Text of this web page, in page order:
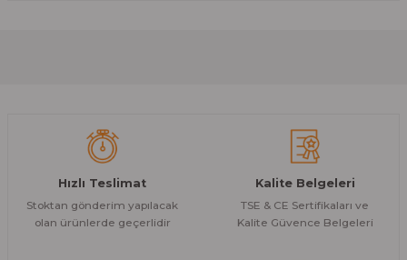
Ürün bilgilerinde hatalar bulunuyor.
Ürün fiyatı diğer sitelerden daha pahalı.
Bu ürüne benzer farklı alternatifler olmalı.
Hızlı Teslimat
Stoktan gönderim yapılacak
olan ürünlerde geçerlidir
Kalite Belgeleri
TSE & CE Sertifikaları ve
Kalite Güvence Belgeleri